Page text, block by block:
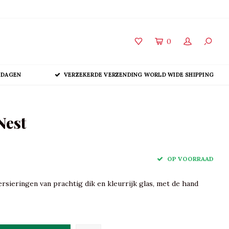
0
VERZEKERDE VERZENDING WORLD WIDE SHIPPING
OP VOORRAAD
van prachtig dik en kleurrijk glas, met de hand